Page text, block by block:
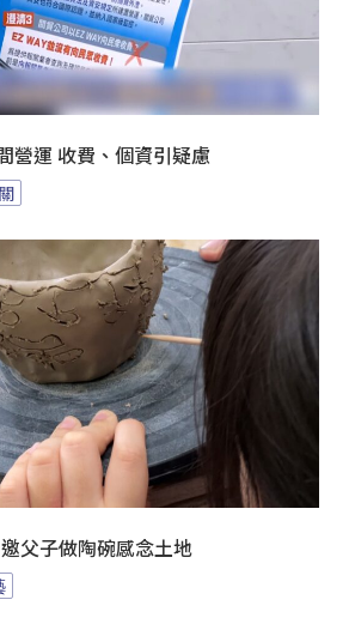
營運 收費、個資引疑慮
父子做陶碗感念土地